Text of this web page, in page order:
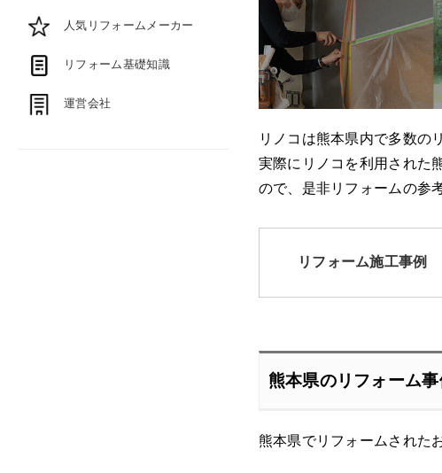
リノコは熊本県内で多数の
実際にリノコを利用された
ので、是非リフォームの参
リフォーム施工事例
熊本県のリフォーム事
熊本県でリフォームされた
人気リフォームメーカー
リフォーム基礎知識
運営会社